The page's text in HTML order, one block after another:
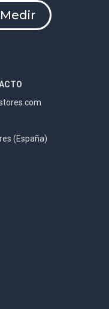
(España)